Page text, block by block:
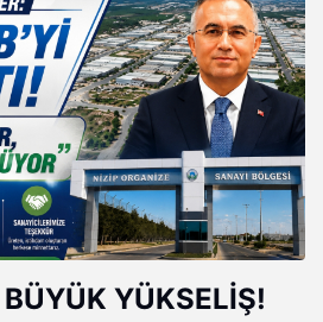
topladı.
BÜYÜK YÜKSELİŞ!